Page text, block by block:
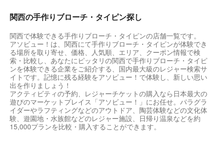
関西の手作りブローチ・タイピン探し
関西で体験できる手作りブローチ・タイピンの店舗一覧です。
アソビュー！は、関西にて手作りブローチ・タイピンが体験でき
る場所を取り寄せ、価格、人気順、エリア、クーポン情報で検
索・比較し、あなたにピッタリの関西で手作りブローチ・タイピ
ンを体験できる企業をご紹介する、国内最大級のレジャー検索サ
イトです。記憶に残る経験をアソビュー！で体験し、新しい思い
出を作りましょう！
アクティビティの予約、レジャーチケットの購入なら日本最大の
遊びのマーケットプレイス「アソビュー！」にお任せ。パラグラ
イダーやラフティングなどのアウトドア、陶芸体験などの文化体
験、遊園地・水族館などのレジャー施設、日帰り温泉などを約
15,000プランを比較・購入することができます。